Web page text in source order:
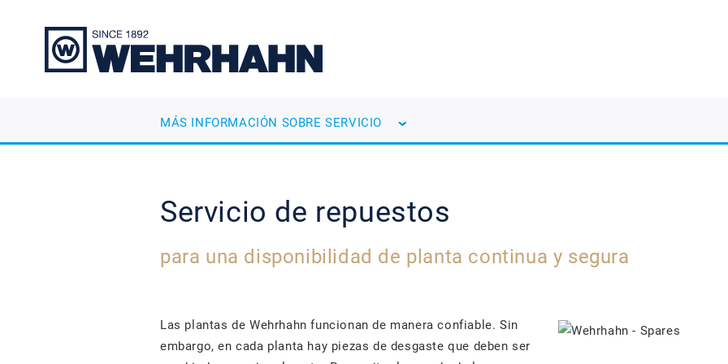
MÁS INFORMACIÓN SOBRE SERVICIO
Servicio de repuestos
para una disponibilidad de planta continua y segura
Las plantas de Wehrhahn funcionan de manera confiable. Sin
embargo, en cada planta hay piezas de desgaste que deben ser